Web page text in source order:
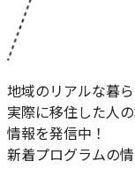
地域のリアルな暮
実際に移住した人
情報を発信中！
新着プログラムの